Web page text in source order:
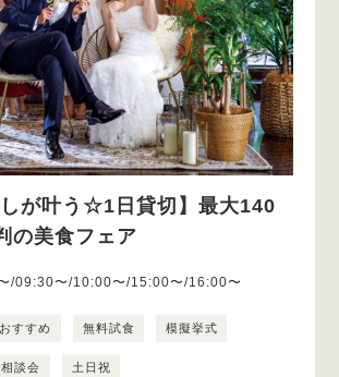
しが叶う☆1日貸切】最大140
の美食フェア
/09:30〜/10:00〜/15:00〜/16:00〜
おすすめ 無料試食 模擬挙式
相談会 土日祝